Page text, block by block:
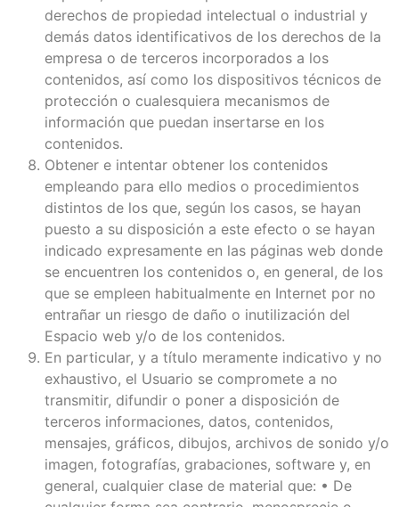
derechos de propiedad intelectual o industrial y
demás datos identificativos de los derechos de la
empresa o de terceros incorporados a los
contenidos, así como los dispositivos técnicos de
protección o cualesquiera mecanismos de
información que puedan insertarse en los
contenidos.
Obtener e intentar obtener los contenidos
empleando para ello medios o procedimientos
distintos de los que, según los casos, se hayan
puesto a su disposición a este efecto o se hayan
indicado expresamente en las páginas web donde
se encuentren los contenidos o, en general, de los
que se empleen habitualmente en Internet por no
entrañar un riesgo de daño o inutilización del
Espacio web y/o de los contenidos.
En particular, y a título meramente indicativo y no
exhaustivo, el Usuario se compromete a no
transmitir, difundir o poner a disposición de
terceros informaciones, datos, contenidos,
mensajes, gráficos, dibujos, archivos de sonido y/o
imagen, fotografías, grabaciones, software y, en
general, cualquier clase de material que: • De